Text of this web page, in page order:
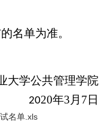
名单为准。
大学公共管理学院
20年3 月 7 日
名单.xls